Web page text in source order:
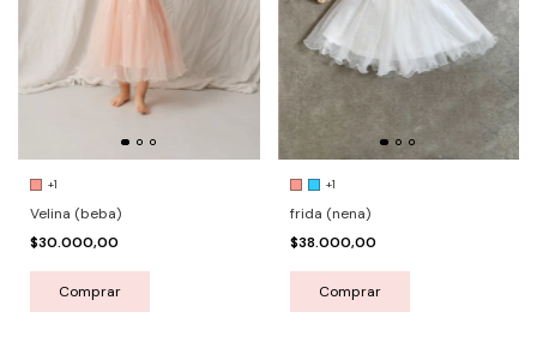
+1
Velina (beba)
$30.000,00
Comprar
+1
frida (nena)
$38.000,00
Comprar